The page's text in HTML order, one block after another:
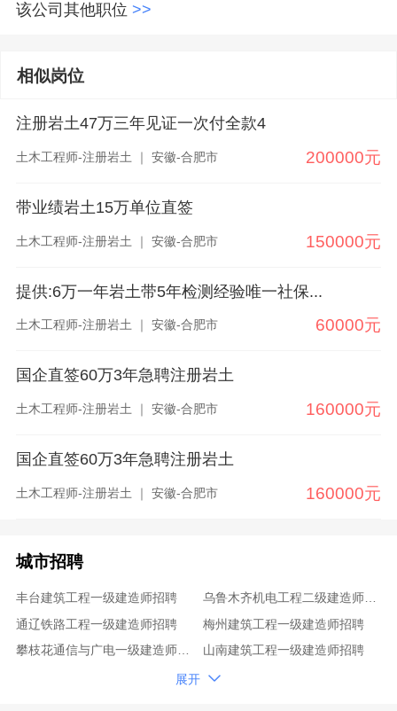
该公司其他职位 >>
相似岗位
注册岩土47万三年见证一次付全款4
土木工程师-注册岩土 ｜ 安徽-合肥市 200000元
带业绩岩土15万单位直签
土木工程师-注册岩土 ｜ 安徽-合肥市 150000元
提供:6万一年岩土带5年检测经验唯一社保...
土木工程师-注册岩土 ｜ 安徽-合肥市 60000元
国企直签60万3年急聘注册岩土
土木工程师-注册岩土 ｜ 安徽-合肥市 160000元
国企直签60万3年急聘注册岩土
土木工程师-注册岩土 ｜ 安徽-合肥市 160000元
城市招聘
丰台建筑工程一级建造师招聘
乌鲁木齐机电工程二级建造师招聘
通辽铁路工程一级建造师招聘
梅州建筑工程一级建造师招聘
攀枝花通信与广电一级建造师招聘
山南建筑工程一级建造师招聘
文山铁路工程一级建造师招聘
展开 